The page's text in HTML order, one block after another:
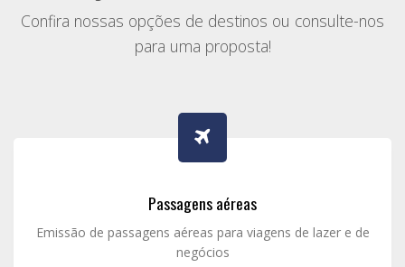
Confira nossas opções de destinos ou consulte-nos
para uma proposta!
Passagens aéreas
Emissão de passagens aéreas para viagens de lazer e de
negócios